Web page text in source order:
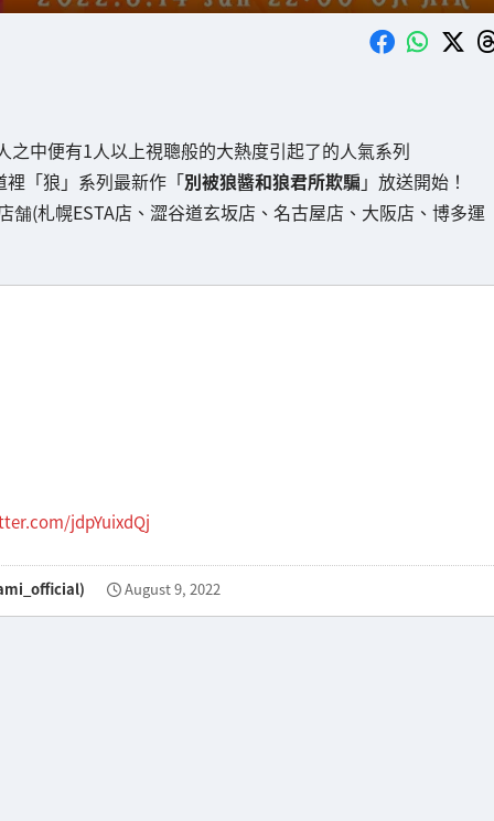
中便有1人以上視聰般的大熱度引起了的人氣系列
裡「狼」系列最新作「別被狼醬和狼君所欺騙 」放送開始！
舗(札幌ESTA店、澀谷道玄坂店、名古屋店、大阪店、博多運
jdpYuixdQj
August 9, 2022